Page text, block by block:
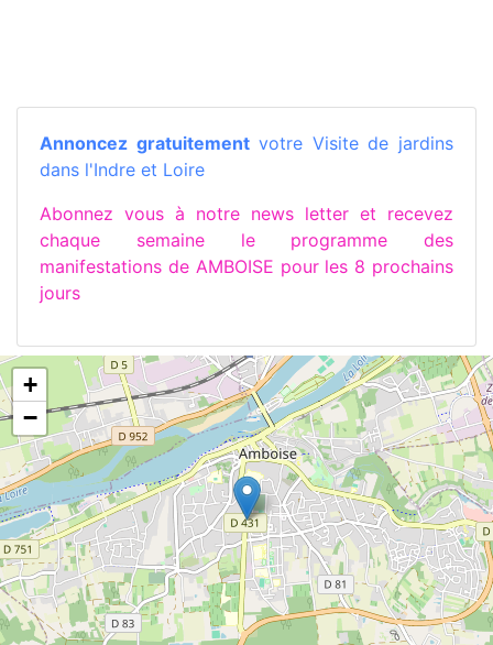
Annoncez gratuitementvotre Visite de jardins
dans l'Indre et Loire
Abonnez vous à notre news letter et recevez
chaque semaine le programme des
manifestations de AMBOISE pour les 8 prochains
jours
+
−